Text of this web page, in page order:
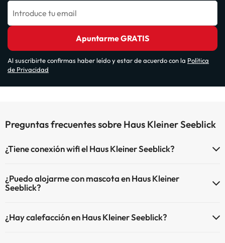
Introduce tu email
Apuntarme GRATIS
Al suscribirte confirmas haber leído y estar de acuerdo con la Política
de Privacidad
Preguntas frecuentes sobre Haus Kleiner Seeblick
¿Tiene conexión wifi el Haus Kleiner Seeblick?
¿Puedo alojarme con mascota en Haus Kleiner
Seeblick?
¿Hay calefacción en Haus Kleiner Seeblick?